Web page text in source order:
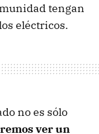
tengan
eléctricos.
no es sólo
ver un